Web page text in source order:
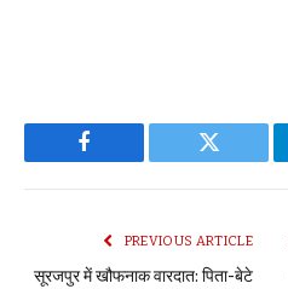
Facebook Twitter
PREVIOUS ARTICLE
सूरजपुर में खौफनाक वारदात: पिता-बेटे